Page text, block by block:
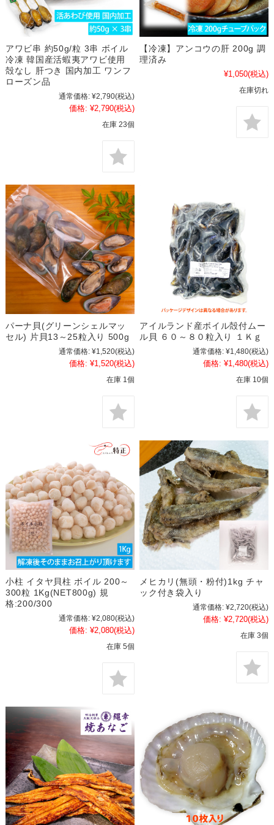
アワビ串 約50g/粒 3串 ボイル
冷凍 韓国産活蝦夷アワビ使用
殻なし 肝つき 国内加工 ワンフ
ローズン品
通常価格: ¥2,790(税込)
価格: ¥2,790(税込)
在庫 23個
【冷凍】アンコウの肝 200g 調
理済み
¥1,050(税込)
在庫切れ
パーナ貝(グリーンシェルマッ
セル) 片貝13～25粒入り 500g
通常価格: ¥1,520(税込)
価格: ¥1,520(税込)
在庫 1個
アイルランド産ボイル殻付ムー
ル貝 ６０～８０粒入り １Ｋｇ
通常価格: ¥1,480(税込)
価格: ¥1,480(税込)
在庫 10個
小柱 イタヤ貝柱 ボイル 200～
300粒 1Kg(NET800g) 規
格:200/300
通常価格: ¥2,080(税込)
価格: ¥2,080(税込)
在庫 5個
メヒカリ(無頭・粉付)1kg チャ
ック付き袋入り
通常価格: ¥2,720(税込)
価格: ¥2,720(税込)
在庫 3個